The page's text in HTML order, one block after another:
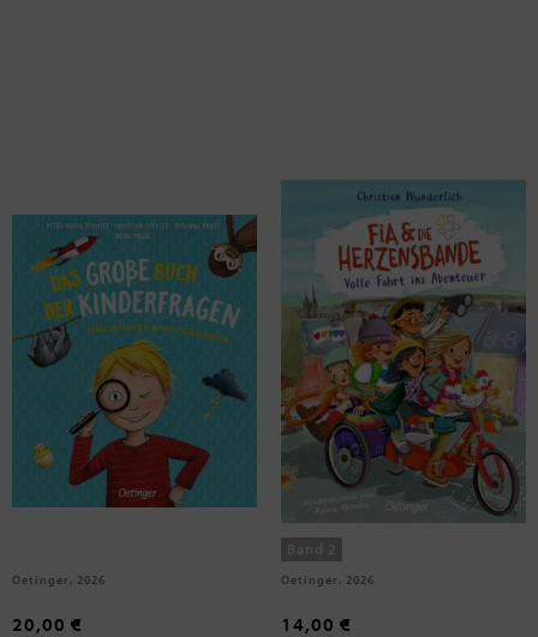
Das große Buch der Kinderfragen
Oetinger, 2026
20,00 €
Wunderlich, Christian
Fia & die Herzensbande 2. Volle
Fahrt ins Abenteuer
Band 2
Oetinger, 2026
14,00 €